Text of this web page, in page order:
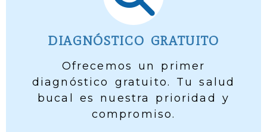
DIAGNÓSTICO GRATUITO
Ofrecemos un primer
diagnóstico gratuito. Tu salud
bucal es nuestra prioridad y
compromiso.